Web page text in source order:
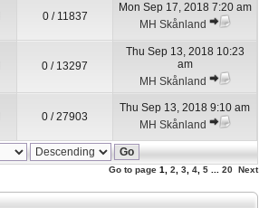
0 / 11837
Mon Sep 17, 2018 7:20 am
MH Skånland
0 / 13297
Thu Sep 13, 2018 10:23
am
MH Skånland
0 / 27903
Thu Sep 13, 2018 9:10 am
MH Skånland
Go to page 1 2 3 4 5 20 Next